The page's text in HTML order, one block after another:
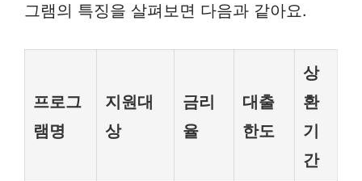
그램의 특징을 살펴보면 다음과 같아요.
프로그
램명
지원대
상
금리
율
대출
한도
상
환
기
간